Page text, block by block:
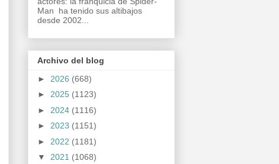
Man ha tenido sus altibajos
desde 2002...
Archivo del blog
► 2026 (668)
► 2025 (1123)
► 2024 (1116)
► 2023 (1151)
► 2022 (1181)
▼ 2021 (1068)